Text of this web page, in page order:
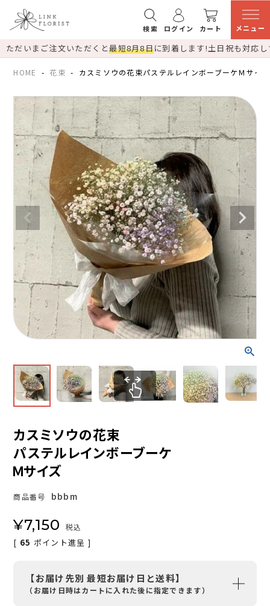
検索 ログイン カート メニュー
ただいまご注文いただくと最短8月8日に到着します!土日祝も対応
HOME 花束 カスミソウの花束パステルレインボーブーケＭサイズ
カスミソウの花束
パステルレインボーブーケ
Ｍサイズ
商品番号 bbbm
¥7,150 税込
[ 65 ポイント進呈 ]
【お届け先別 最短お届け日と送料】
（お届け日時はカートに入れた後に指定できます）